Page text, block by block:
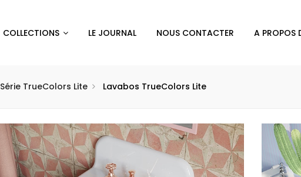
COLLECTIONS LE JOURNAL NOUS CONTACTER A PROPOS
Série TrueColors Lite Lavabos TrueColors Lite